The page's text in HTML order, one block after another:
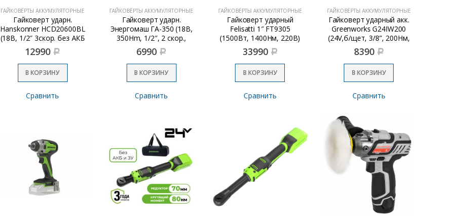
ГАЙКОВЁРТЫ АККУМУЛЯТОРНЫЕ
Гайковерт ударн.
Hanskonner HCD20600BL
(18В, 1/2″ 3скор. без АКБ
и з/у)
12990 Р
В КОРЗИНУ
Сравнить
ГАЙКОВЁРТЫ АККУМУЛЯТОРНЫЕ
Гайковерт ударн.
Энергомаш ГА-350 (18В,
350Hm, 1/2″, 2 скор.,
1х4,0Ач, кейс)
6990 Р
В КОРЗИНУ
Сравнить
ГАЙКОВЁРТЫ АККУМУЛЯТОРНЫЕ
Гайковерт ударный
Felisatti 1″ FT9305
(1500Вт, 1400Нм, 220В)
33990 Р
В КОРЗИНУ
Сравнить
ГАЙКОВЁРТЫ АККУМУЛЯТОРНЫЕ
Гайковерт ударный акк.
Greenworks G24IW200
(24V,б/щет, 3/8”, 200Нм,
1х2Ач,ЗУ) (3803607CUA)
8390 Р
В КОРЗИНУ
Сравнить